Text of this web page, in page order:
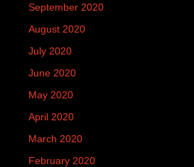
September 2020
August 2020
July 2020
June 2020
May 2020
April 2020
March 2020
February 2020